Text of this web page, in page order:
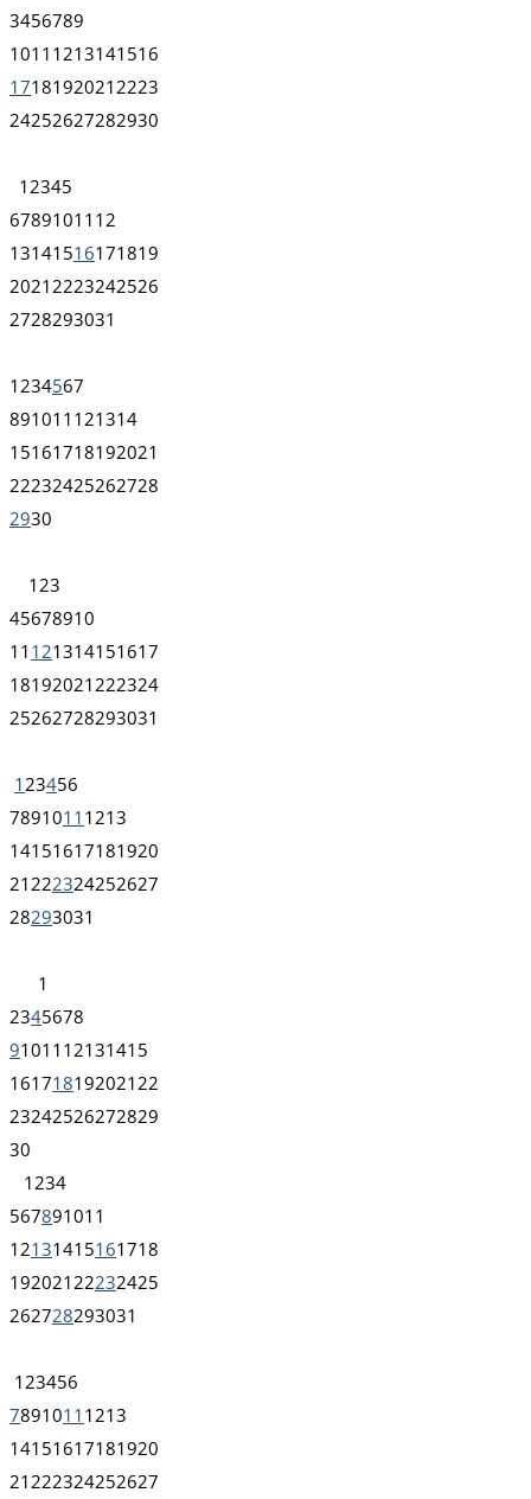
3456789
1011 1213141516
1718192021 2223
24252627282930
1 2345
67891011 12
13141516171819
2021 2223242526
2728293031
1 234567
891011 121314
15161718192021
22232425262728
2930
1 23
45678910
11 121314151617
18192021 222324
25262728293031
1 23456
7891011 1213
14151617181920
21 222324252627
28293031
1
2345678
91011 12131415
161718192021 22
23242526272829
30
1 234
567891011
12131415161718
192021 22232425
262728293031
1 23456
7891011 1213
14151617181920
21 222324252627